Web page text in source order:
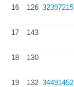
16 126 32397215
17 143
18 130
19 132 34491452